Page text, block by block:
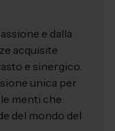
e dalla
acquisite
e sinergico.
unica per
menti che
del mondo del